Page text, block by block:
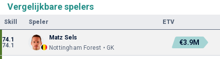
Vergelijkbare spelers
Skill Speler ETV
74.1
74.1
Matz Sels
Nottingham Forest • GK
€3.9M